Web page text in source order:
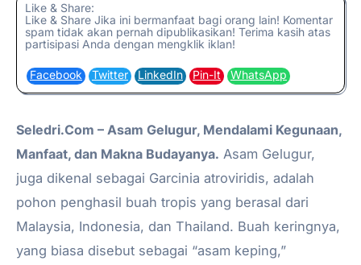
Like & Share:
Like & Share Jika ini bermanfaat bagi orang lain! Komentar
spam tidak akan pernah dipublikasikan! Terima kasih atas
partisipasi Anda dengan mengklik iklan!
Facebook Twitter LinkedIn Pin-It WhatsApp
Seledri.Com – Asam Gelugur, Mendalami Kegunaan,
Manfaat, dan Makna Budayanya. Asam Gelugur,
juga dikenal sebagai Garcinia atroviridis, adalah
pohon penghasil buah tropis yang berasal dari
Malaysia, Indonesia, dan Thailand. Buah keringnya,
yang biasa disebut sebagai “asam keping,”